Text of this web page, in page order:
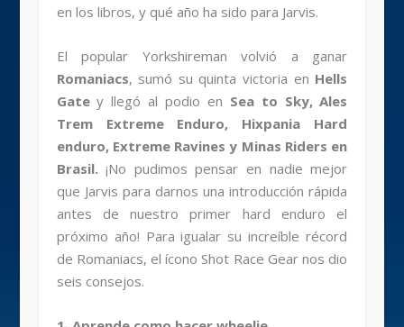
en los libros, y qué año ha sido para Jarvis.
El popular Yorkshireman volvió a ganar
Romaniacs, sumó su quinta victoria en Hells
Gatey llegó al podio en Sea to Sky, Ales
Trem Extreme Enduro, Hixpania Hard
enduro, Extreme Ravines y Minas Riders en
Brasil. ¡No pudimos pensar en nadie mejor
que Jarvis para darnos una introducción rápida
antes de nuestro primer hard enduro el
próximo año! Para igualar su increíble récord
de Romaniacs, el ícono Shot Race Gear nos dio
seis consejos.